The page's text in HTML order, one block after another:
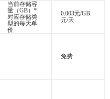
当前存储容
量（GB）*
对应存储类
型的每天单
价
0.003元/GB
元/天
- 免费